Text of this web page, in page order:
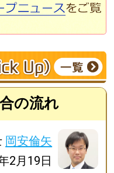
の流れ
岡安倫矢
2月19日